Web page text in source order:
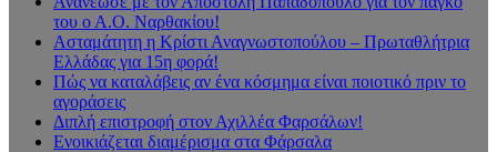
του ο Α.Ο. Ναρθακίου!
Ασταμάτητη η Κρίστι Αναγνωστοπούλου – Πρωταθλήτρια
Ελλάδας για 15η φορά!
Πώς να καταλάβεις αν ένα κόσμημα είναι ποιοτικό πριν το
αγοράσεις
Διπλή επιστροφή στον Αχιλλέα Φαρσάλων!
Ενοικιάζεται διαμέρισμα στα Φάρσαλα